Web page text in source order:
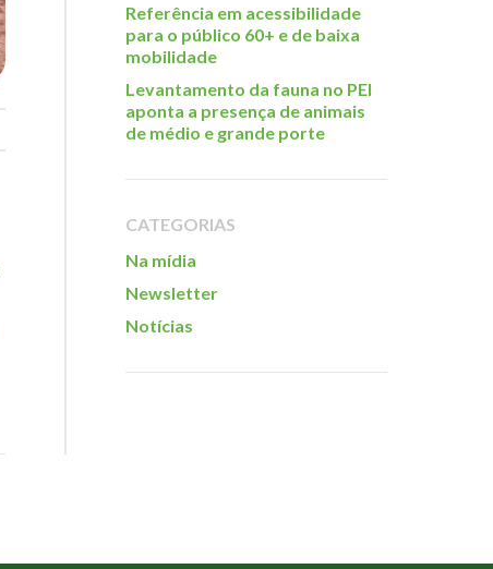
Referência em acessibilidade
para o público 60+ e de baixa
mobilidade
Levantamento da fauna no PEI
aponta a presença de animais
de médio e grande porte
CATEGORIAS
Na mídia
Newsletter
Notícias